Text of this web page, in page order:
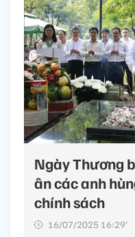
Ngày Thương
ân các anh
chính sách
16/07/2025 16:29’